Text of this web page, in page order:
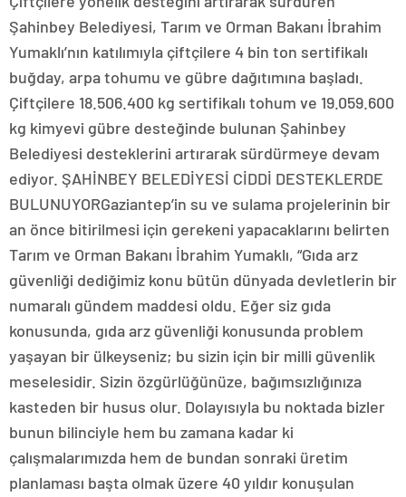
Şahinbey Belediyesi, Tarım ve Orman Bakanı İbrahim
Yumaklı’nın katılımıyla çiftçilere 4 bin ton sertifikalı
buğday, arpa tohumu ve gübre dağıtımına başladı.
Çiftçilere 18.506.400 kg sertifikalı tohum ve 19.059.600
kg kimyevi gübre desteğinde bulunan Şahinbey
Belediyesi desteklerini artırarak sürdürmeye devam
ediyor. ŞAHİNBEY BELEDİYESİ CİDDİ DESTEKLERDE
BULUNUYORGaziantep’in su ve sulama projelerinin bir
an önce bitirilmesi için gerekeni yapacaklarını belirten
Tarım ve Orman Bakanı İbrahim Yumaklı, “Gıda arz
güvenliği dediğimiz konu bütün dünyada devletlerin bir
numaralı gündem maddesi oldu. Eğer siz gıda
konusunda, gıda arz güvenliği konusunda problem
yaşayan bir ülkeyseniz; bu sizin için bir milli güvenlik
meselesidir. Sizin özgürlüğünüze, bağımsızlığınıza
kasteden bir husus olur. Dolayısıyla bu noktada bizler
bunun bilinciyle hem bu zamana kadar ki
çalışmalarımızda hem de bundan sonraki üretim
planlaması başta olmak üzere 40 yıldır konuşulan